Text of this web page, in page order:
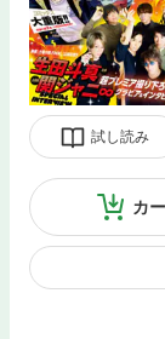
試し読み
カ